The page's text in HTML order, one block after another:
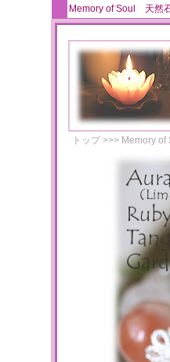
Memory of Soul 天然
トップ>>> Memory of